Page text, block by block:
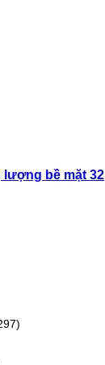
lượng bề mặt 32